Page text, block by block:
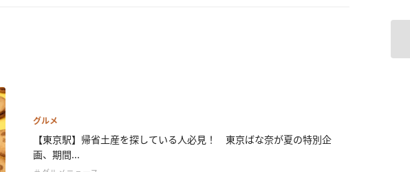
グルメ
【東京駅】帰省土産を探している人必見！ 東京ばな奈が夏の特別企
画、期間...